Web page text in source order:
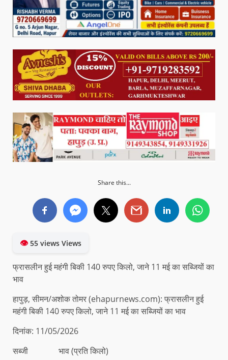
Share this...
👁55 views Views
फ्रासलीन हुई महंगी बिकी 140 रुपए किलो, जाने 11 मई का सब्जियों का
भाव
हापुड़, सीमन/अशोक तोमर (ehapurnews.com): फ्रासलीन हुई
महंगी बिकी 140 रुपए किलो, जाने 11 मई का सब्जियों का भाव
दिनांक: 11/05/2026
सब्जी भाव (प्रति किलो)